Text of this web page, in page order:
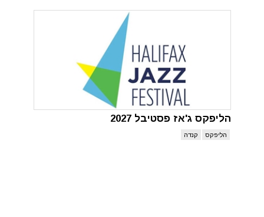
הליפקס ג'אז פסטיבל 2027
הליפקס קנדה